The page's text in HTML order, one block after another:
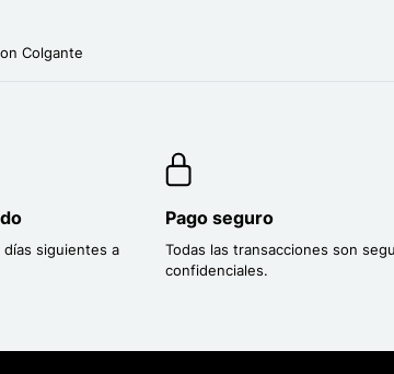
Colgante
siguientes a
Pago seguro
Todas las transacciones son
confidenciales.